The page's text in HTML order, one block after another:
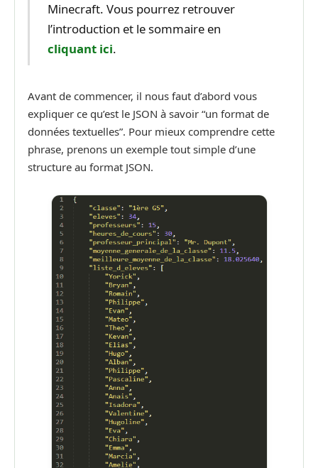
Minecraft. Vous pourrez retrouver
l’introduction et le sommaire en
cliquant ici.
Avant de commencer, il nous faut d’abord vous
expliquer ce qu’est le JSON à savoir “un format de
données textuelles”. Pour mieux comprendre cette
phrase, prenons un exemple tout simple d’une
structure au format JSON.